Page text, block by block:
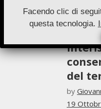
Saggi 1-
del
by
19
Facendo clic di
questa tecnologia.